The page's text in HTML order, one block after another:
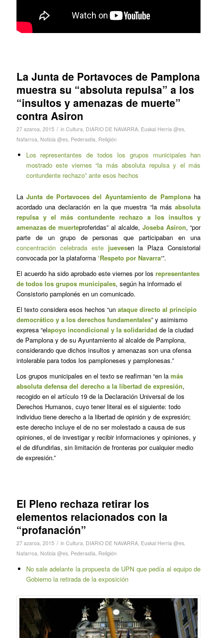
La Junta de Portavoces de Pamplona
muestra su “absoluta repulsa” a los
“insultos y amenazas de muerte”
contra Asiron
27 azaroa, 2015 / in Cultura DIARIO DE NAVARRA, Euskal Herria @es,
Nafarroa Noticia @es, Pederastia Religión
Los representantes de todos los grupos municipales han
mostrado este viernes “la más absoluta repulsa y el más
contundente rechazo” ante esos hechos
LaJunta de Portavoces del Ayuntamiento de Pamplona ha
acordado una declaración en la que muestra “la másabsoluta
repulsa y el más contundente rechazo a los insultos y
amenazas de muerteproferidas” al alcalde, Joseba Asiron, “por
parte de un grupo de personas que participaban en una
concentración celebrada este juevesen la Plaza Consistorial
convocada por la plataforma ‘Respeto por Navarra‘”.
El acuerdo ha sido aprobado este viernes por los representantes
de todos los grupos municipales, según ha informado el
Consistorio pamplonés en un comunicado.
El texto considera esos hechos “unataque directo al principio
democrático y a los derechos fundamentales” y asimismo
expresa “elapoyo incondicional y la solidaridad de la ciudad
de Pamplona y de su Ayuntamiento al alcalde de Pamplona,
considerando que dichos insultos y amenazas son una ofensa
intolerable para todos los pamploneses y pamplonesas.”
Los grupos municipales en el texto se reafirman “en la más
absoluta defensa del derecho a la libertad de expresión,
recogido en el artículo 19 de la Declaración Universal de los
Derechos Humanos, cuyo tener literal es el siguiente: todo
individuo tiene derecho a la libertad de opinión y de expresión;
este derecho incluye el de no ser molestado a causa de sus
opiniones, el de investigar y recibir informaciones y opiniones, y
el de difundirlas, sin limitación de fronteras por cualquier medio
de expresión.”
El Pleno rechaza retirar los
elementos relacionados con la
“profanación”
27 azaroa, 2015 / in Cultura, DIARIO DE NAVARRA, Euskal Herria @es,
Nafarroa, Noticia @es, Pederastia, Religión
No sale adelante la propuesta de UPN que pedía al equipo de
Gobierno la retirada de la exposición